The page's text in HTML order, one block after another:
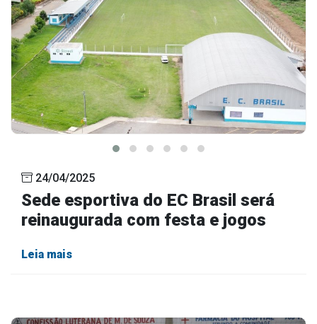
24/04/2025
Sede esportiva do EC Brasil será
reinaugurada com festa e jogos
Leia mais